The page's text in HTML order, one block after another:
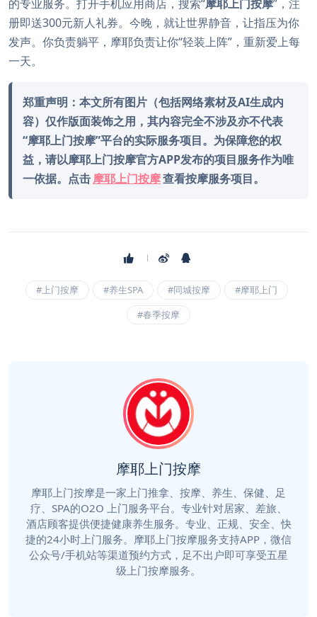
的专业服务。打开手机应用商店，搜索“摩耶上门按摩”，注
册即送300元新人礼券。今晚，就让世界静音，让指压为你
发声。你负责躺平，摩耶负责让你“轻装上阵”，重新爱上每
一天。
郑重声明：本文所有图片（包括网络素材及AI生成内
容）仅作版面装饰之用，其内容完全不涉及亦不代表
“摩耶上门按摩”平台的实际服务项目。为保障您的权
益，请以摩耶上门按摩官方APP发布的项目服务作为唯
一依据。点击摩耶上门按摩查看按摩服务项目。
#上门按摩 #养生SPA #同城按摩
#摩耶上门
#春季按摩
摩耶上门按摩
摩耶上门按摩是一家上门推拿、按摩、养生、保健、足
疗、SPA的O2O 上门服务平台。专业针对居家、差旅、
酒店顾客提供便捷健康养生服务。专业、正规、安全、快
捷的24小时上门服务。摩耶上门按摩服务支持APP，微信
公众号/手机站等渠道预约方式，足不出户即可享受五星
级上门按摩服务。